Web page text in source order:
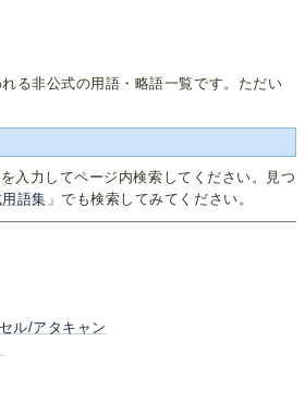
る非公式の用語・略語一覧です。ただい
入力してページ内検索してください。見つ
語集 」でも検索してみてください。
ル/アタキャン